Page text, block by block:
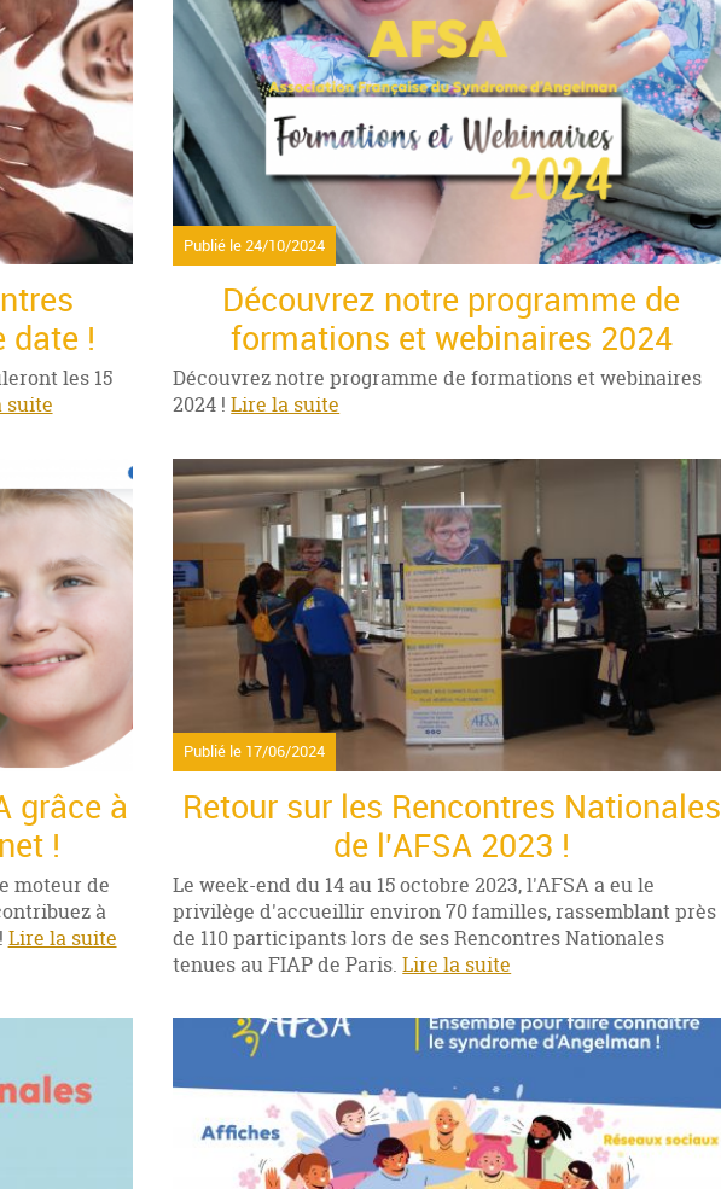
date !
les 15
suite
Publié le 24/10/2024
Découvrez notre programme de
formations et webinaires 2024
Découvrez notre programme de formations et webinaires
2024 !Lire la suite
grâce à
!
moteur de
à
Lire la suite
Publié le 17/06/2024
Retour sur les Rencontres Nationales
de l'AFSA 2023 !
Le week-end du 14 au 15 octobre 2023, l'AFSA a eu le
privilège d'accueillir environ 70 familles, rassemblant près
de 110 participants lors de ses Rencontres Nationales
tenues au FIAP de Paris.Lire la suite